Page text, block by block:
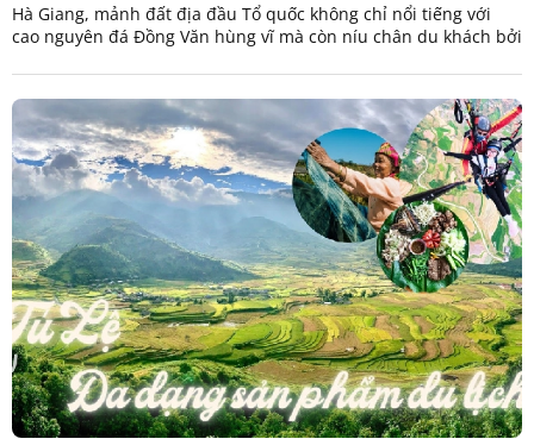
Hà Giang, mảnh đất địa đầu Tổ quốc không chỉ nổi tiếng với
cao nguyên đá Đồng Văn hùng vĩ mà còn níu chân du khách bởi